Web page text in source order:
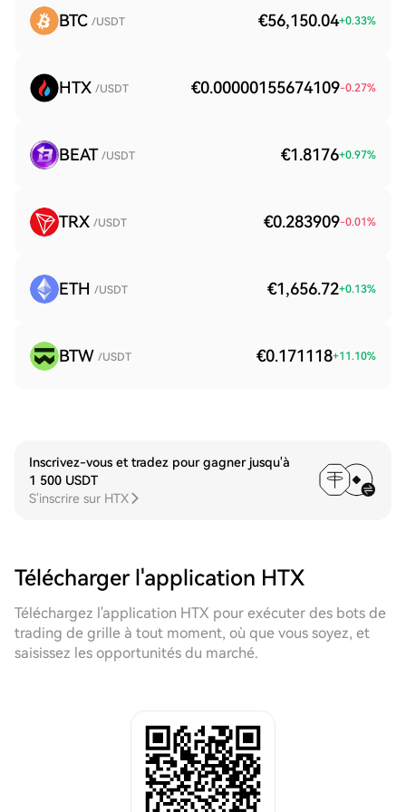
BTC /USDT €56,150.04+0.33%
HTX /USDT €0.00000155674109-0.27%
BEAT /USDT €1.8176+0.97%
TRX /USDT €0.283909-0.01%
ETH /USDT €1,656.72+0.13%
BTW /USDT €0.171118+11.10%
Inscrivez-vous et tradez pour gagner jusqu'à
1 500 USDT
S'inscrire sur HTX
Télécharger l'application HTX
Téléchargez l'application HTX pour exécuter des bots de
trading de grille à tout moment, où que vous soyez, et
saisissez les opportunités du marché.